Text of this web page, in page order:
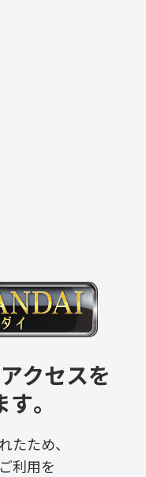
クセスを
。
たため、
利用を